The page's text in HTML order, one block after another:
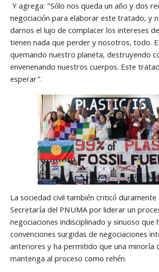
Y agrega: “Sólo nos queda un año y dos
negociación para elaborar este tratado, y
darnos el lujo de complacer los intereses
tienen nada que perder y nosotros, todo.
quemando nuestro planeta, destruyendo
envenenando nuestros cuerpos. Este
esperar”.
La sociedad civil también criticó
Secretaría del PNUMA por liderar un
negociaciones indisciplinado y sinuoso que
convenciones surgidas de negociaciones
anteriores y ha permitido que una minoría
mantenga al proceso como rehén.